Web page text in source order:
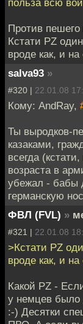
польза всю
Против пешего
Кстати РZ
вроде как, и
salva93 »
#320 | 22.01.08
Кому: AndRay,
Ты выродков-
казаками,
всегда
возраста в
убежал - бабы
германскую
ФВЛ (FVL) »
#321 | 22.01.08
>Кстати РZ
вроде как, и
Какой PZ -
у немцев было
:-) Десятки